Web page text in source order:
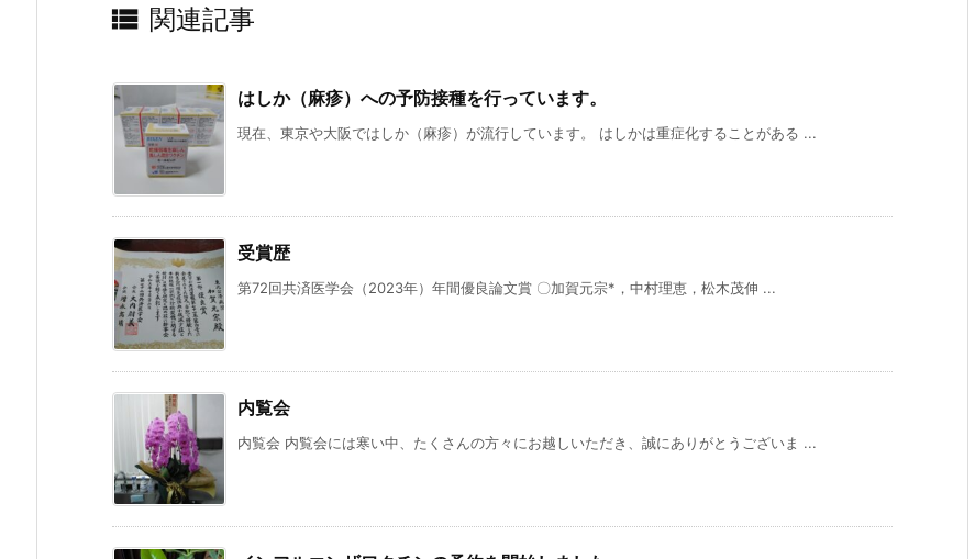
 関連記事
はしか（麻疹）への予防接種を行っています。
現在、東京や大阪ではしか（麻疹）が流行しています。 はしかは重症化することがある ...
受賞歴
第72回共済医学会（2023年）年間優良論文賞 〇加賀元宗*，中村理恵，松木茂伸 ...
内覧会
内覧会 内覧会には寒い中、たくさんの方々にお越しいただき、誠にありがとうございま ...